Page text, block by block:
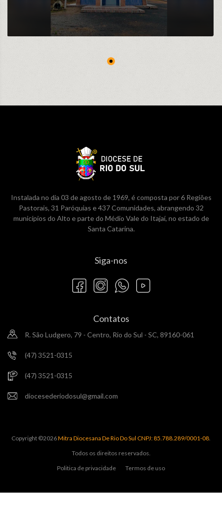
Instalada no dia 03 de agosto de 1969, é composta por 6 Regiões
Pastorais, 31 Paróquias e 437 Comunidades, abrangendo 32
municípios do Alto e parte do Médio Vale do Itajaí, no estado de
Santa Catarina.
Siga-nos
Contatos
R. São Ludgero, 79 - Centro, Rio do Sul - SC, 89160-061
(47) 3521-0315
(47) 3521-0315
diocesederiodosul@gmail.com
Copyright ©2026Mitra Diocesana De Rio Do Sul CNPJ: 85.788.289/0001-08.
Todos os direitos reservados.
Politica de privacidade
Termos de uso